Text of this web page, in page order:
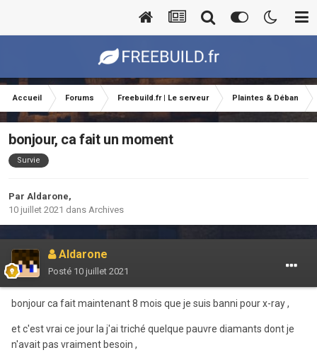
Accueil Forums Freebuild.fr | Le serveur Plaintes & Déban
bonjour, ca fait un moment
Survie
Par Aldarone,
10 juillet 2021 dans Archives
Aldarone
Posté 10 juillet 2021
bonjour ca fait maintenant 8 mois que je suis banni pour x-ray ,
et c'est vrai ce jour la j'ai triché quelque pauvre diamants dont je
n'avait pas vraiment besoin ,